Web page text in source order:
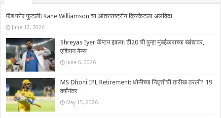
फॅब फोर फुटली! Kane Williamson चा आंतरराष्ट्रीय क्रिकेटला अलविदा
June 12, 2026
Shreyas Iyer कॅप्टन झाला! टी20 ची पुन्हा मुंबईकराच्या खांद्यावर,
एशियन गेम्स…
June 6, 2026
MS Dhoni IPL Retirement: धोनीच्या निवृत्तीची तारीख ठरली? 19
वर्षांनंतर…
May 15, 2026